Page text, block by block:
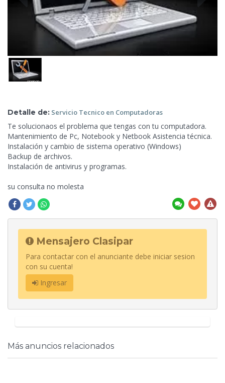
Detalle de: Servicio Tecnico en Computadoras
Te solucionaos el problema que tengas con tu computadora.
Mantenimiento de Pc, Notebook y Netbook Asistencia técnica.
Instalación y cambio de sistema operativo (Windows)
Backup de archivos.
Instalación de antivirus y programas.
su consulta no molesta
Mensajero Clasipar
Para contactar con el anunciante debe iniciar sesion
con su cuenta!
Ingresar
Más anuncios relacionados